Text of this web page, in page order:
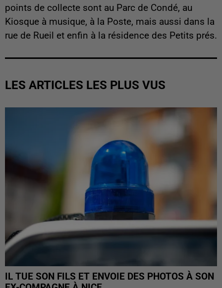
points de collecte sont au Parc de Condé, au
Kiosque à musique, à la Poste, mais aussi dans la
rue de Rueil et enfin à la résidence des Petits prés.
LES ARTICLES LES PLUS VUS
IL TUE SON FILS ET ENVOIE DES PHOTOS À SON